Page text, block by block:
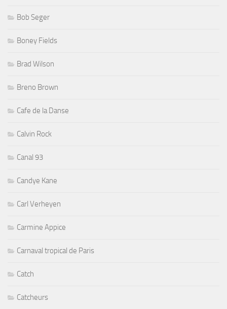
Bob Seger
Boney Fields
Brad Wilson
Breno Brown
Cafe de la Danse
Calvin Rock
Canal 93
Candye Kane
Carl Verheyen
Carmine Appice
Carnaval tropical de Paris
Catch
Catcheurs